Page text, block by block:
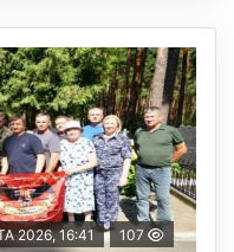
2026, 16:41 107